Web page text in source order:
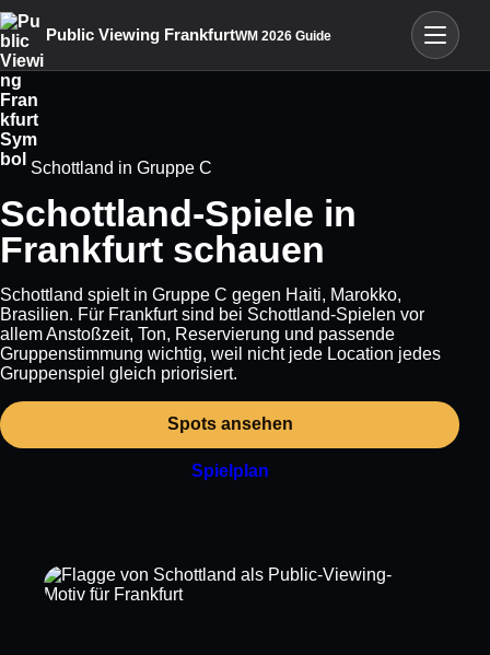
Public Viewing FrankfurtWM 2026 Guide
Menü
Schottland in Gruppe C
Schottland-Spiele in
Frankfurt schauen
Schottland spielt in Gruppe C gegen Haiti, Marokko,
Brasilien. Für Frankfurt sind bei Schottland-Spielen vor
allem Anstoßzeit, Ton, Reservierung und passende
Gruppenstimmung wichtig, weil nicht jede Location jedes
Gruppenspiel gleich priorisiert.
Spots ansehen
Spielplan